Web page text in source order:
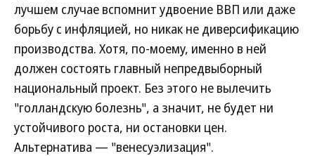
лучшем случае вспомнит удвоение ВВП или даже
борьбу с инфляцией, но никак не диверсификацию
производства. Хотя, по-моему, именно в ней
должен состоять главный непредвыборный
национальный проект. Без этого не вылечить
"голландскую болезнь", а значит, не будет ни
устойчивого роста, ни остановки цен.
Альтернатива — "венесуэлизация".